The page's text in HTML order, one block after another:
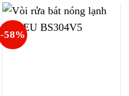
-58%